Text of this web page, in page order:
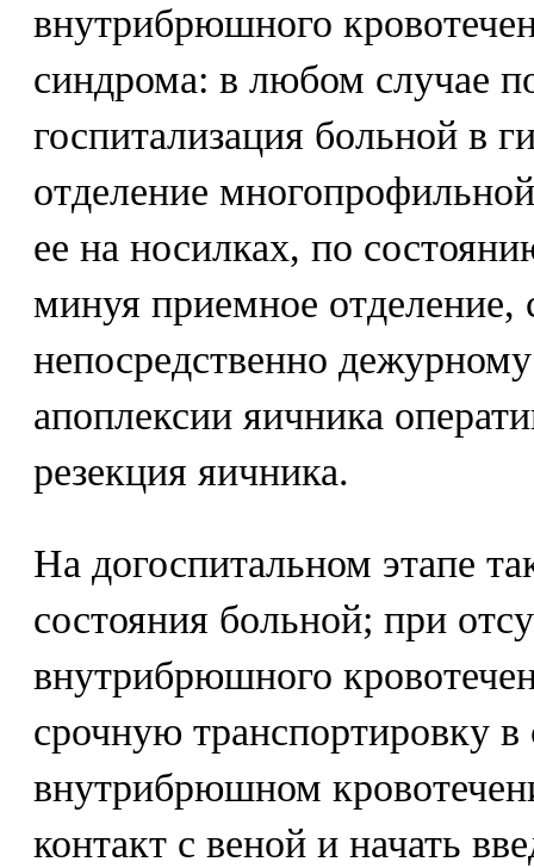
внутрибрюшного
синдрома: в любом случае
госпитализация больной в
отделение
ее на носилках, по
минуя приемное отделение,
непосредственно
апоплексии яичника
резекция яичника.
На догоспитальном этапе
состояния больной; при
внутрибрюшного
срочную транспортировку
внутрибрюшном
контакт с веной и начать